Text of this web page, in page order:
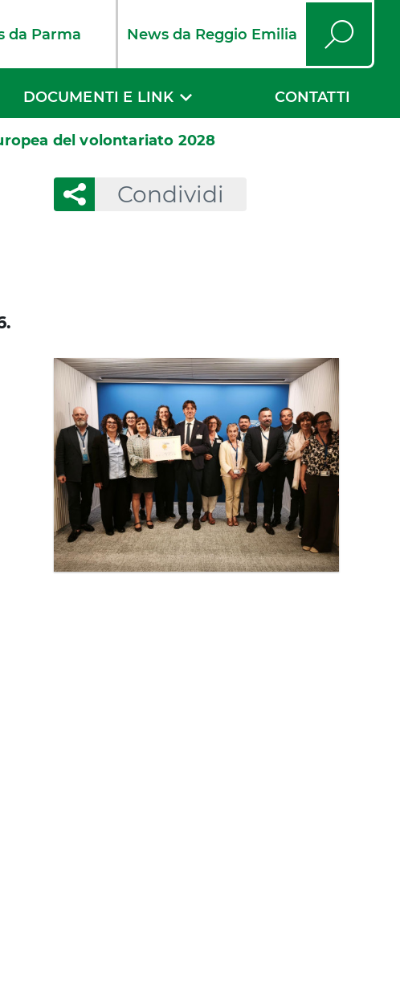
da Parma News da Reggio Emilia Cerca
DOCUMENTI E LINK CONTATTI
del volontariato 2028
Condividi